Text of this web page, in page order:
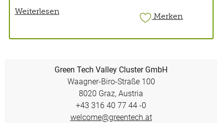
Weiterlesen
Merken
Green Tech Valley Cluster GmbH
Waagner-Biro-Straße 100
8020 Graz, Austria
+43 316 40 77 44 -0
welcome@greentech.at